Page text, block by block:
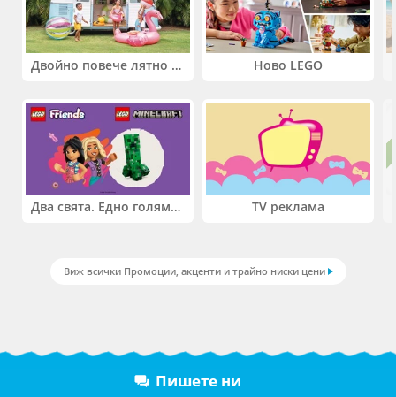
Двойно повече лятно забавление! Купи 2 продукта INTEX и вземи -33%
Два свята. Едно голямо приключение. Купи 2 продукта LEGO® Friends и/или LEGO® Minecraft и вземи -27%
Ново LEGO
TV реклама
Виж всички Промоции, акценти и трайно ниски цени
Пишете ни